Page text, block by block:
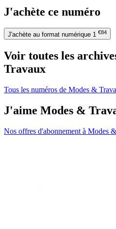
J'achète ce numéro
J'achète au format numérique 1 €84
Voir toutes les
Travaux
Tous les numéros de Modes &
J'aime Modes &
Nos offres d'abonnement à Modes